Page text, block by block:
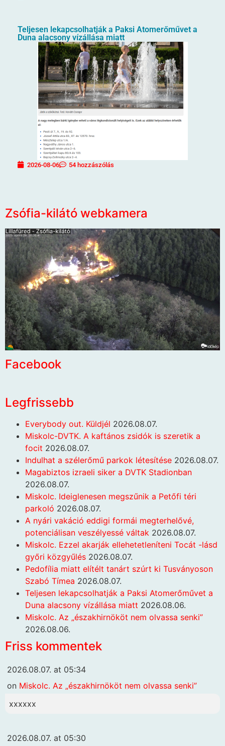
Teljesen lekapcsolhatják a Paksi Atomerőművet a
Duna alacsony vízállása miatt
2026-08-06 54 hozzászólás
Zsófia-kilátó webkamera
Facebook
Legfrissebb
Everybody out. Küldjél 2026.08.07.
Miskolc-DVTK. A kaftános zsidók is szeretik a
focit 2026.08.07.
Indulhat a szélerőmű parkok létesítése 2026.08.07.
Magabiztos izraeli siker a DVTK Stadionban
2026.08.07.
Miskolc. Ideiglenesen megszűnik a Petőfi téri
parkoló 2026.08.07.
A nyári vakáció eddigi formái megterhelővé,
potenciálisan veszélyessé váltak 2026.08.07.
Miskolc. Ezzel akarják ellehetetleníteni Tocát -lásd
győri közgyűlés 2026.08.07.
Pedofília miatt elítélt tanárt szúrt ki Tusványoson
Szabó Tímea 2026.08.07.
Teljesen lekapcsolhatják a Paksi Atomerőművet a
Duna alacsony vízállása miatt 2026.08.06.
Miskolc. Az „északhirnököt nem olvassa senki”
2026.08.06.
Friss kommentek
2026.08.07. at 05:34
on Miskolc. Az „északhirnököt nem olvassa senki”
xxxxxx
2026.08.07. at 05:30